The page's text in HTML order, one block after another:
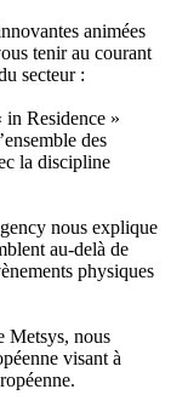
animées
tenir au courant
secteur :
Residence »
des
la discipline
nous explique
au-delà de
physiques
Metsys, nous
visant à